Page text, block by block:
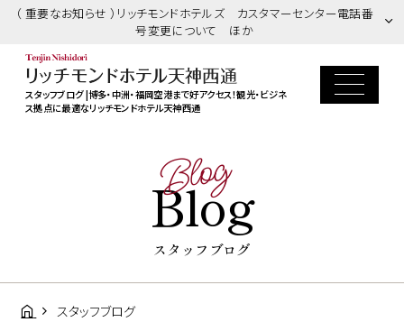
（ 重要なお知らせ ）リッチモンドホテルズ カスタマーセンター電話番
号変更について ほか
スタッフブログ |博多・中洲・福岡空港まで好アクセス！観光・ビジネ
ス拠点に最適なリッチモンドホテル天神西通
Blog
Blog
スタッフブログ
スタッフブログ